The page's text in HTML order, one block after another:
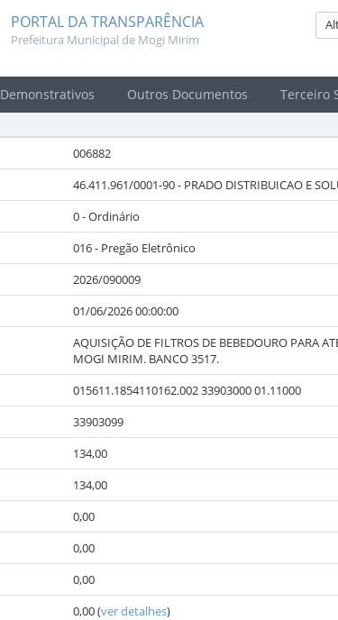
PORTAL DA TRANSPARÊNCIA
Prefeitura Municipal de Mogi Mirim
Demonstrativos Outros Documentos Terceiro
006882
46.411.961/0001-90- PRADO DISTRIBUICAO E
0 - Ordinário
016 - Pregão Eletrônico
2026/090009
01/06/2026 00:00:00
AQUISIÇÃO DE FILTROS DE BEBEDOURO PARA
MOGI MIRIM. BANCO 3517.
015611.1854110162.002 33903000 01.11000
33903099
134,00
134,00
0,00
0,00
0,00
0,00(ver detalhes)